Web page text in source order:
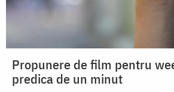
Propunere de film pentru
predica de un minut